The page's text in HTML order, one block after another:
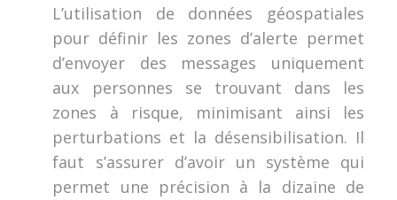
L’utilisation de données géospatiales
pour définir les zones d’alerte permet
d’envoyer des messages uniquement
aux personnes se trouvant dans les
zones à risque, minimisant ainsi les
perturbations et la désensibilisation. Il
faut s’assurer d’avoir un système qui
permet une précision à la dizaine de